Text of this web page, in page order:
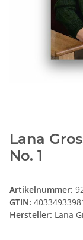
Lana
No. 1
Artikelnummer:
GTIN:
Hersteller: Lana